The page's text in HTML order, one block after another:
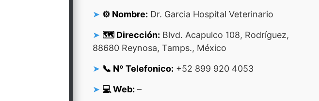
⚙️ Nombre: Dr. Garcia Hospital Veterinario
🗺️ Dirección: Blvd. Acapulco 108, Rodríguez,
88680 Reynosa, Tamps., México
📞 Nº Telefonico: +52 899 920 4053
💻 Web: –